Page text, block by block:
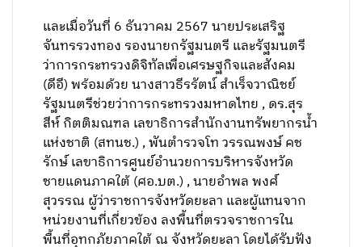
และเมื่อวันที่ 6 ธันวาคม 2567 นายประเสริฐ
จันทรรวงทอง รองนายกรัฐมนตรี และรัฐมนตรี
ว่าการกระทรวงดิจิทัลเพื่อเศรษฐกิจและสังคม
(ดีอี) พร้อมด้วย นางสาวธีรรัตน์ สําเร็จวาณิชย์
รัฐมนตรีช่วยว่าการกระทรวงมหาดไทย , ดร.สุร
สีห์ กิตติมณฑล เลขาธิการสำนักงานทรัพยากรน้ำ
แห่งชาติ (สทนช.) , พันตำรวจโท วรรณพงษ์ คช
รักษ์ เลขาธิการศูนย์อำนวยการบริหารจังหวัด
ชายแดนภาคใต้ (ศอ.บต.) , นายอำพล พงศ์
สุวรรณ ผู้ว่าราชการจังหวัดยะลา และผู้แทนจาก
หน่วยงานที่เกี่ยวข้อง ลงพื้นที่ตรวจราชการใน
พื้นที่อุทกภัยภาคใต้ ณ จังหวัดยะลา โดยได้รับฟัง